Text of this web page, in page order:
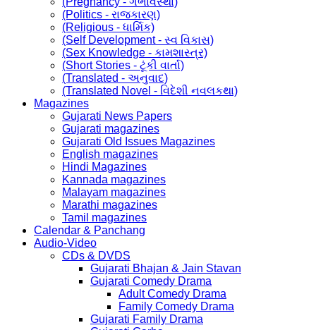
(Politics - રાજકારણ)
(Religious - ધાર્મિક)
(Self Development - સ્વ વિકાસ)
(Sex Knowledge - કામશાસ્ત્ર)
(Short Stories - ટૂંકી વાર્તા)
(Translated - અનુવાદ)
(Translated Novel - વિદેશી નવલકથા)
Magazines
Gujarati News Papers
Gujarati magazines
Gujarati Old Issues Magazines
English magazines
Hindi Magazines
Kannada magazines
Malayam magazines
Marathi magazines
Tamil magazines
Calendar & Panchang
Audio-Video
CDs & DVDS
Gujarati Bhajan & Jain Stavan
Gujarati Comedy Drama
Adult Comedy Drama
Family Comedy Drama
Gujarati Family Drama